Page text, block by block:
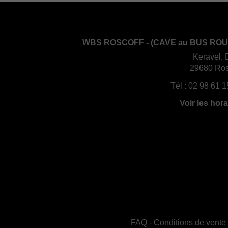
WBS ROSCOFF - (CAVE au BUS
Keravel,
29680
Tél : 02 98 61
Voir les
FAQ- Conditions de vente